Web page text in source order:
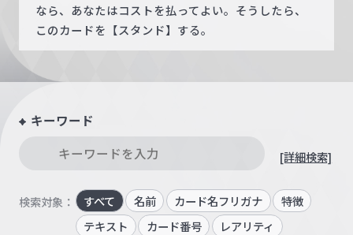
なら、あなたはコストを払ってよい。そうしたら、
このカードを【スタンド】する。
キーワード
[詳細検索]
検索対象： すべて 名前 カード名フリガナ
特徴
テキスト
カード番号 レアリティ